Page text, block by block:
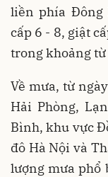
liền phía Đông
cấp 6 - 8, giật
trong khoảng
Về mưa, từ
Hải Phòng,
Bình, khu vực
đô Hà Nội và
lượng mưa phổ